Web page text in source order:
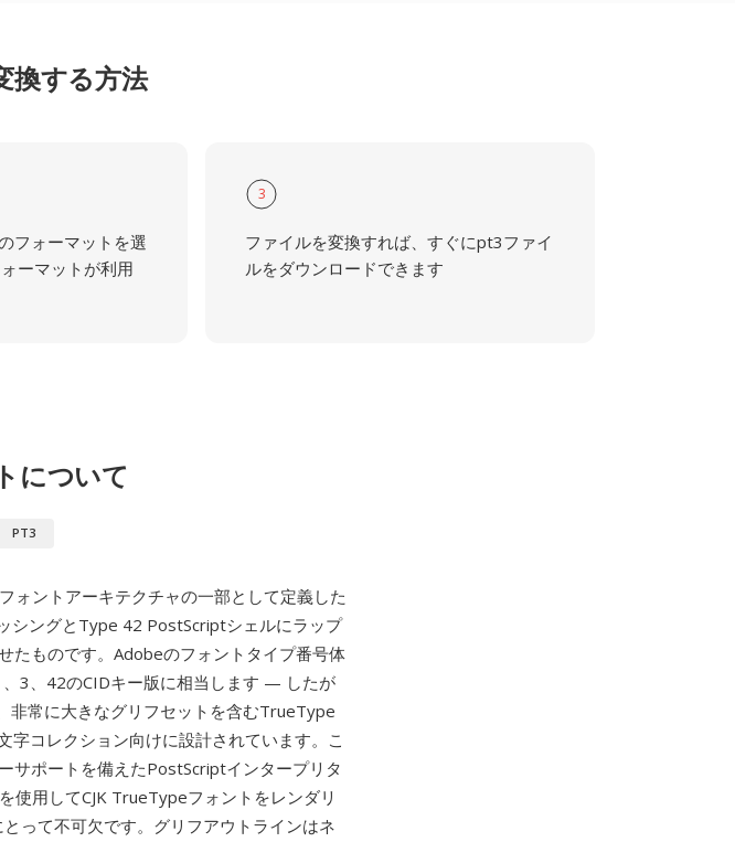
換する方法
フォーマットを選
ーマットが利用
3
ファイルを変換すれば、すぐにpt3ファイ
ルをダウンロードできます
について
PT3
ォントアーキテクチャの一部として定義した
シングとType 42 PostScriptシェルにラップ
たものです。Adobeのフォントタイプ番号体
3、42のCIDキー版に相当します — したが
常に大きなグリフセットを含むTrueType
字コレクション向けに設計されています。こ
サポートを備えたPostScriptインタープリタ
使用してCJK TrueTypeフォントをレンダリ
って不可欠です。グリフアウトラインはネ